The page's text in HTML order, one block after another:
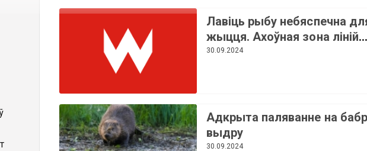
Лавіць рыбу небяспечна
жыцця. Ахоўная зона ліній
электраперадачы
30.09.2024
Адкрыта паляванне на
выдру
30.09.2024